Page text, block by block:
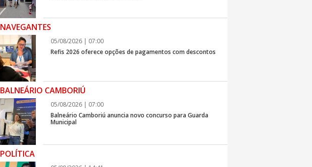
NAVEGANTES
05/08/2026 | 07:00
Refis 2026 oferece opções de pagamentos com descontos
BALNEÁRIO CAMBORIÚ
05/08/2026 | 07:00
Balneário Camboriú anuncia novo concurso para Guarda
Municipal
POLÍTICA